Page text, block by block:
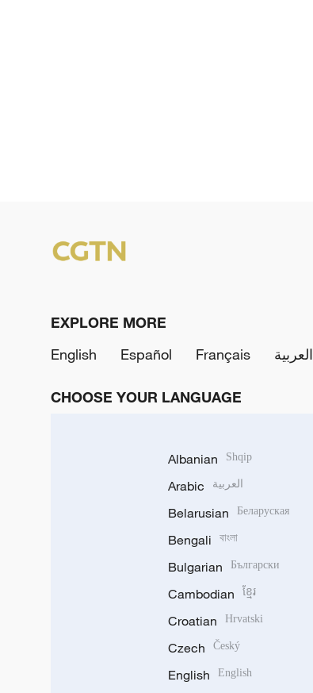
EXPLORE MORE
English
Español Français العربية
CHOOSE YOUR LANGUAGE
Albanian Shqip
Arabic العربية
Belarusian Беларуская
Bengali বাংলা
Bulgarian Български
Cambodian ខ្មែរ
Croatian Hrvatski
Czech Český
English English